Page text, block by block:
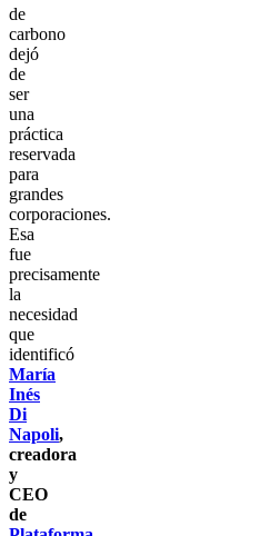
de
carbono
dejó
de
ser
una
práctica
reservada
para
grandes
corporaciones.
Esa
fue
precisamente
la
necesidad
que
identificó
María
Inés
Di
Napoli,
creadora
y
CEO
de